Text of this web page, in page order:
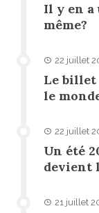
Il y en a
même?
22 juillet
Le billet
le
22 juillet
Un été
devient
21 juillet